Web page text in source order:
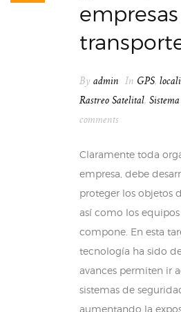
By admin In GPS,
Rastreo Satelital,
comments
Claramente toda
empresa, debe
proteger los objetos
así como los
compone. En esta
tecnología ha sido
avances permiten ir
sistemas de
aumentando la